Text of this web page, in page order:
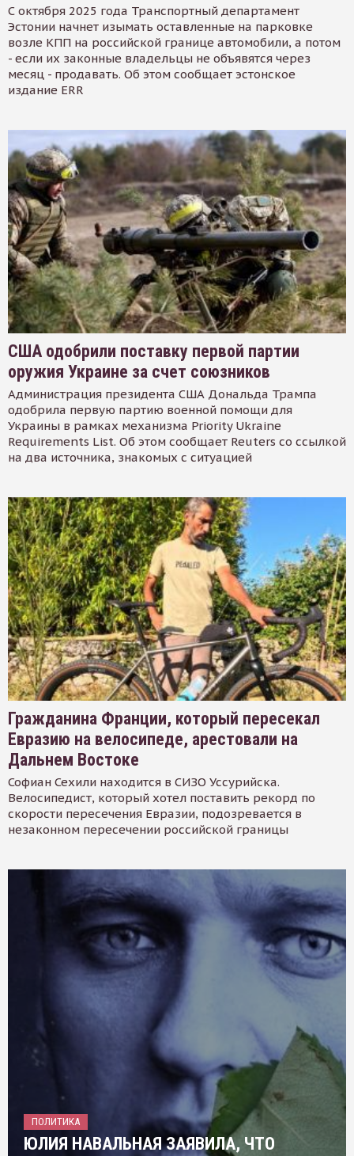
С октября 2025 года Транспортный департамент
Эстонии начнет изымать оставленные на парковке
возле КПП на российской границе автомобили, а потом
- если их законные владельцы не объявятся через
месяц - продавать. Об этом сообщает эстонское
издание ERR
США одобрили поставку первой партии
оружия Украине за счет союзников
Администрация президента США Дональда Трампа
одобрила первую партию военной помощи для
Украины в рамках механизма Priority Ukraine
Requirements List. Об этом сообщает Reuters со ссылкой
на два источника, знакомых с ситуацией
Гражданина Франции, который пересекал
Евразию на велосипеде, арестовали на
Дальнем Востоке
Софиан Сехили находится в СИЗО Уссурийска.
Велосипедист, который хотел поставить рекорд по
скорости пересечения Евразии, подозревается в
незаконном пересечении российской границы
ПОЛИТИКА
ЮЛИЯ НАВАЛЬНАЯ ЗАЯВИЛА, ЧТО